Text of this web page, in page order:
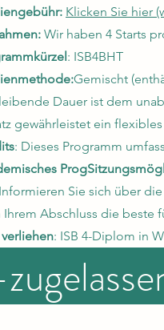
Klicken Sie hier
Wir haben 4 Starts
: ISB4BHT
Gemischt
Dauer ist dem
gewährleistet ein
: Dieses Programm
Prog
Informieren Sie sich über
Ihrem Abschluss die beste
: ISB 4-Diplom in